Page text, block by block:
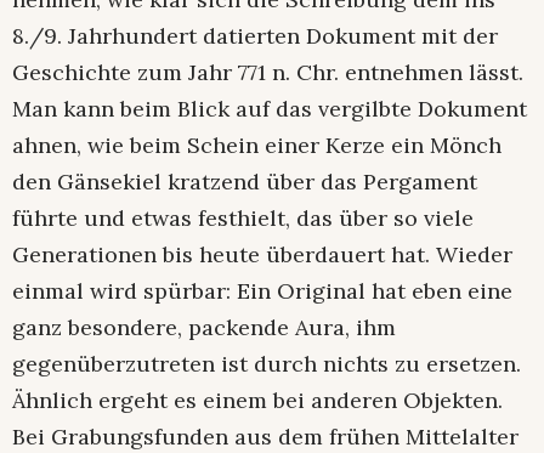
8./9. Jahrhundert datierten Dokument mit der
Geschichte zum Jahr 771 n. Chr. entnehmen lässt.
Man kann beim Blick auf das vergilbte Dokument
ahnen, wie beim Schein einer Kerze ein Mönch
den Gänsekiel kratzend über das Pergament
führte und etwas festhielt, das über so viele
Generationen bis heute überdauert hat. Wieder
einmal wird spürbar: Ein Original hat eben eine
ganz besondere, packende Aura, ihm
gegenüberzutreten ist durch nichts zu ersetzen.
Ähnlich ergeht es einem bei anderen Objekten.
Bei Grabungsfunden aus dem frühen Mittelalter